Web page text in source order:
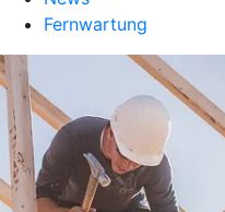
Fernwartung